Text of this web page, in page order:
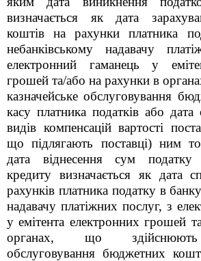
визначається як дата
коштів на рахунки платника
небанківському надавачу
електронний гаманець у
грошей та/або на рахунки в
казначейське обслуговування
касу платника податків або
видів компенсацій вартості
що підлягають поставці) ним
дата віднесення сум податку
кредиту визначається як дата
рахунків платника податку в
надавачу платіжних послуг, з
у емітента електронних грошей
органах, що здійснюють
обслуговування бюджетних